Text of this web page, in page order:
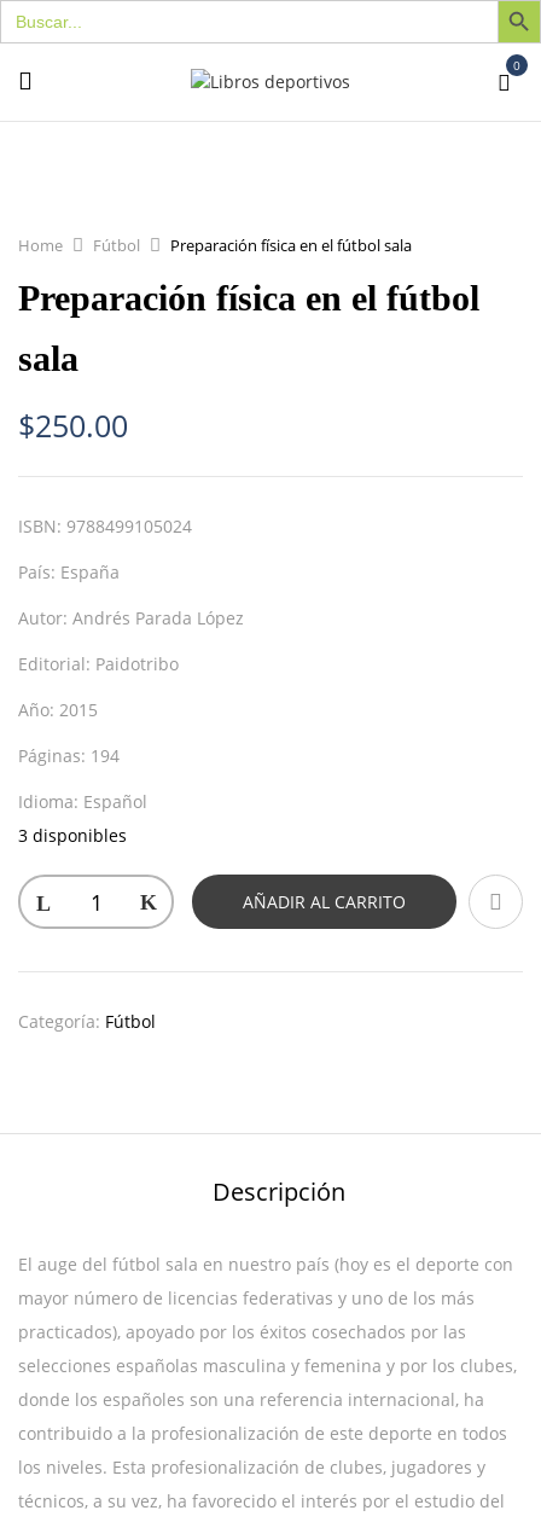
Buscar:
0
Home Fútbol Preparación física en el fútbol sala
Preparación física en el fútbol
sala
$250.00
ISBN: 9788499105024
País: España
Autor: Andrés Parada López
Editorial: Paidotribo
Año: 2015
Páginas: 194
Idioma: Español
3 disponibles
AÑADIR AL CARRITO
Categoría: Fútbol
Descripción
El auge del fútbol sala en nuestro país (hoy es el deporte con
mayor número de licencias federativas y uno de los más
practicados), apoyado por los éxitos cosechados por las
selecciones españolas masculina y femenina y por los clubes,
donde los españoles son una referencia internacional, ha
contribuido a la profesionalización de este deporte en todos
los niveles. Esta profesionalización de clubes, jugadores y
técnicos, a su vez, ha favorecido el interés por el estudio del